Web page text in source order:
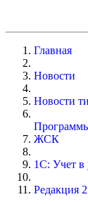
Главная
Новости
Новости
ЖСК
1С: Учет
Редакция